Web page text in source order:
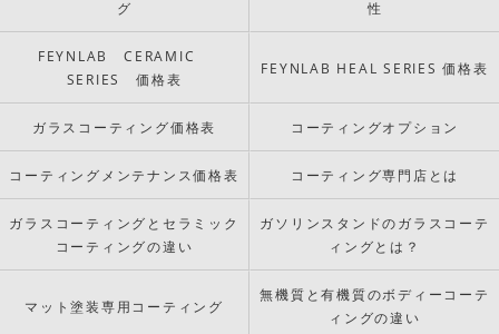
グ
性
FEYNLAB CERAMIC
SERIES 価格表
FEYNLAB HEAL SERIES 価格表
ガラスコーティング価格表 コーティングオプション
コーティングメンテナンス価格表 コーティング専門店とは
ガラスコーティングとセラミック
コーティングの違い
ガソリンスタンドのガラスコーテ
ィングとは？
マット塗装専用コーティング
無機質と有機質のボディーコーテ
ィングの違い